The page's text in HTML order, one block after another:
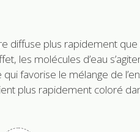
diffuse plus rapidement que
les molécules d’eau
favorise le mélange de
plus rapidement coloré